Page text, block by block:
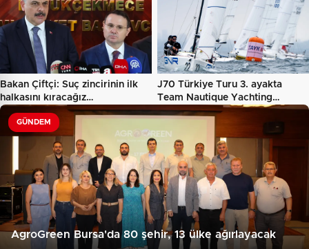
Bakan Çiftçi: Suç zincirinin ilk
halkasını kıracağız…
J70 Türkiye Turu 3. ayakta
Team Nautique Yachting…
GÜNDEM
AgroGreen Bursa'da 80 şehir, 13 ülke ağırlayacak